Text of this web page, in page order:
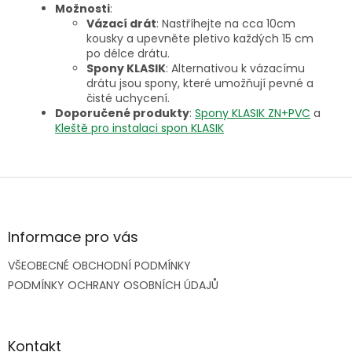
Možnosti:
Vázací drát: Nastříhejte na cca 10cm
kousky a upevněte pletivo každých 15 cm
po délce drátu.
Spony KLASIK: Alternativou k vázacímu
drátu jsou spony, které umožňují pevné a
čisté uchycení.
Doporučené produkty: Spony KLASIK ZN+PVC a
Kleště pro instalaci spon KLASIK
Z
aInformace pro vás
VŠEOBECNÉ OBCHODNÍ PODMÍNKY
PODMÍNKY OCHRANY OSOBNÍCH ÚDAJŮ
Kontakt